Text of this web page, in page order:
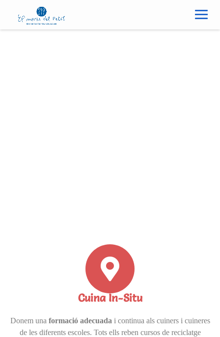
Cuina In-Situ
Donem una formació adecuada i continua als cuiners i cuineres
de les diferents escoles. Tots ells reben cursos de reciclatge